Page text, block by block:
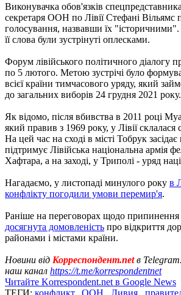
Виконувачка обов'язків
секретаря ООН по Лівії Стефані Вільямс
голосування, назвавши їх
її слова були зустрінуті оплесками.
Форум лівійського політичного діалогу
по 5 лютого. Метою зустрічі було
всієї країни тимчасового уряду, який
до загальних виборів 24 грудня 2021 року.
Як відомо, після вбивства в 2011 році
який правив з 1969 року, у Лівії склалася
На цей час на сході в місті Тобрук
підтримує Лівійська національна армія
Хафтара, а на заході, у Триполі - уряд
Нагадаємо, у листопаді минулого року в
конфлікту погодили умови перемир'я.
Раніше на переговорах щодо припинення
досягнута домовленість про відкриття
районами і містами країни.
Новини від Корреспондент.netв
наш канал https://t.me/korrespondentnet
Читайте Korrespondent.net в Google News
ТЕГИ: конфликт, ООН Ливия